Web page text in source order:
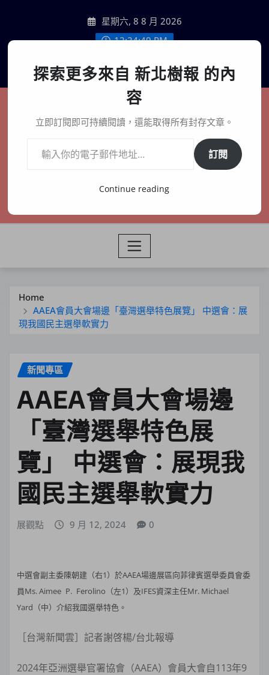
content
星期六, 8 8 月 2026
12:24:51 PM
聯絡我們
新北樹報
在地、記憶、連結、創生
Home
AAEA會員大會場邊「臺灣選舉特色展覽」 中選會：展
現我國民主選舉軟實力
新聞專區
AAEA會員大會場邊
「臺灣選舉特色展
覽」 中選會：展現我
國民主選舉軟實力
展觀點 9 月 12, 2024 0
中選會副主委陳朝建（右1）於AAEA場邊展區向菲律賓選舉委員會委
員Ms. Aimee P. Ferolino（左1）及IFES資深主任Mr. Michael
Yard（中）介紹我國選舉特色。
［台灣新聞雲］記者謝啓楊/台北報導
2024年亞洲選舉官署協會（AAEA）會員大會自113年9
探索更多來自 新北樹報 的內
容
立即訂閱即可持續閱讀，還能取得所有封存文章。
訂閱
Continue reading